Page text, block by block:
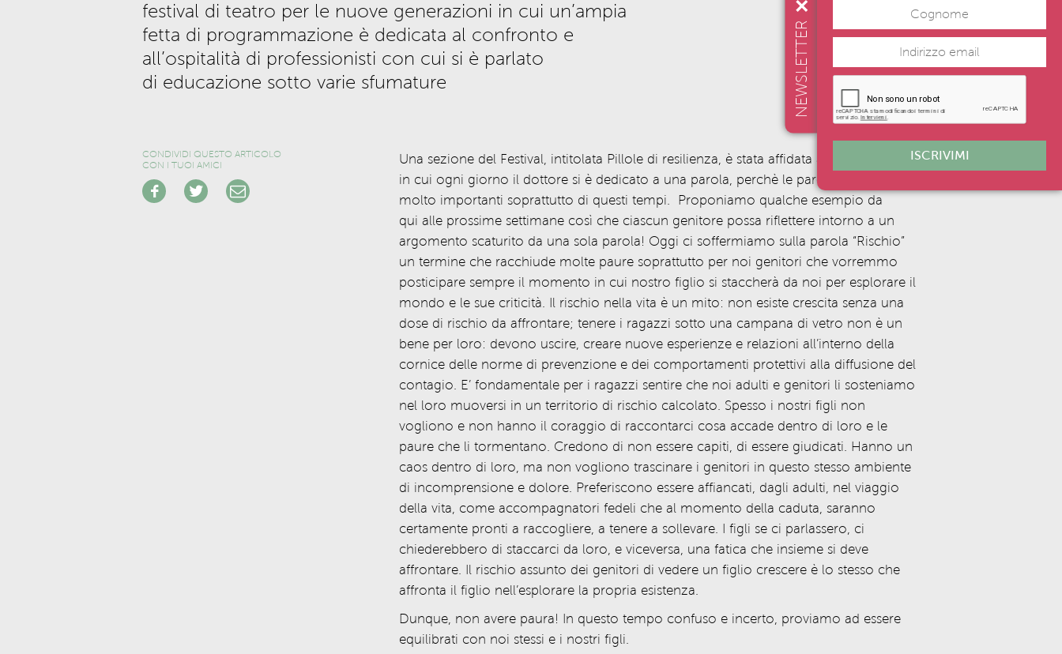
festival di teatro per le nuove generazioni in cui un’ampia
fetta di programmazione è dedicata al confronto e
all’ospitalità di professionisti con cui si è parlato
di educazione sotto varie sfumature
CONDIVIDI QUESTO ARTICOLO
CON I TUOI AMICI
Una sezione del Festival, intitolata Pillole di resilienza, è stata affidata ad Alberto Pellai
in cui ogni giorno il dottore si è dedicato a una parola, perchèle parole sono
molto importanti soprattutto di questi tempi. Proponiamo qualche esempio da
qui alle prossime settimane così che ciascun genitore possa riflettere intorno a un
argomento scaturito da una sola parola! Oggi ci soffermiamo sulla parola “Rischio”
un termine che racchiude molte paure soprattutto per noi genitori che vorremmo
posticipare sempre il momento in cui nostro figlio si staccherà da noi per esplorare il
mondo e le sue criticità. Il rischio nella vita è un mito: non esiste crescita senza una
dose di rischio da affrontare; tenere i ragazzi sotto una campana di vetro non è un
bene per loro: devono uscire, creare nuove esperienze e relazioni all’interno della
cornice delle norme di prevenzione e dei comportamenti protettivi alla diffusione del
contagio. E’ fondamentale per i ragazzi sentire che noi adulti e genitori li sosteniamo
nel loro muoversi in un territorio di rischio calcolato. Spesso i nostri figli non
vogliono e non hanno il coraggio di raccontarci cosa accade dentro di loro e le
paure che li tormentano. Credono di non essere capiti, di essere giudicati. Hanno un
caos dentro di loro, ma non vogliono trascinare i genitori in questo stesso ambiente
di incomprensione e dolore. Preferiscono essere affiancati, dagli adulti, nel viaggio
della vita, come accompagnatori fedeli che al momento della caduta, saranno
certamente pronti a raccogliere, a tenere a sollevare. I figli se ci parlassero, ci
chiederebbero di staccarci da loro, e viceversa, una fatica che insieme si deve
affrontare. Il rischio assunto dei genitori di vedere un figlio crescere è lo stesso che
affronta il figlio nell’esplorare la propria esistenza.
Dunque, non avere paura! In questo tempo confuso e incerto, proviamo ad essere
equilibrati con noi stessi e i nostri figli.
NEWSLETTER
ISCRIVIMI